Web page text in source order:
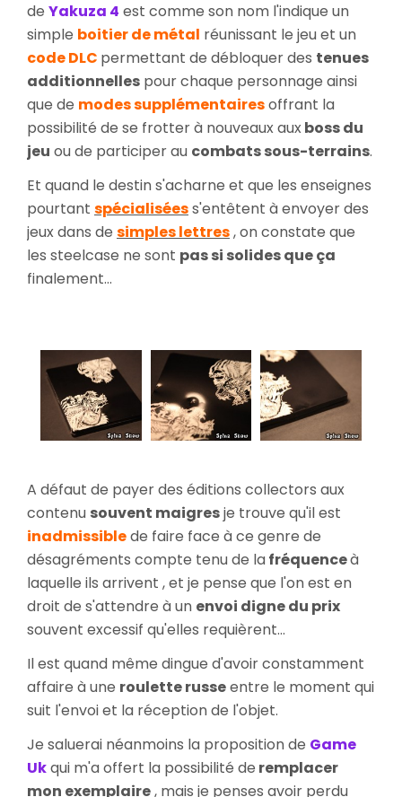
de Yakuza 4 est comme son nom l'indique un
simple boitier de métal réunissant le jeu et un
code DLC permettant de débloquer des tenues
additionnelles pour chaque personnage ainsi
que de modes supplémentairesoffrant la
possibilité de se frotter à nouveaux auxboss du
jeu ou de participer au combats sous-terrains.
Et quand le destin s'acharne et que les enseignes
pourtant spécialiséess'entêtent à envoyer des
jeux dans de simples lettres, on constate que
les steelcase ne sont pas si solides que ça
finalement...
A défaut de payer des éditions collectors aux
contenu souvent maigresje trouve qu'il est
inadmissiblede faire face à ce genre de
désagréments compte tenu de lafréquenceà
laquelle ils arrivent , et je pense que l'on est en
droit de s'attendre à un envoi digne du prix
souvent excessif qu'elles requièrent...
Il est quand même dingue d'avoir constamment
affaire à une roulette russeentre le moment qui
suit l'envoi et la réception de l'objet.
Je saluerai néanmoins la proposition de Game
Ukqui m'a offert la possibilité de remplacer
mon exemplaire, mais je penses avoir perdu